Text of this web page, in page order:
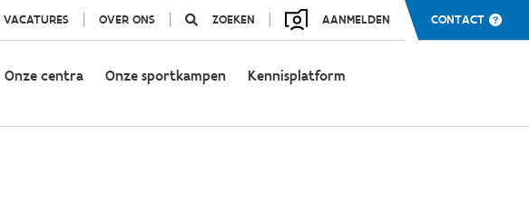
VACATURES OVER ONS ZOEKEN AANMELDEN CONTACT
Onze centra Onze sportkampen Kennisplatform